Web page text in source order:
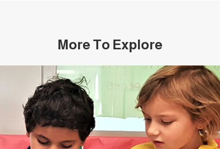
More To Explore